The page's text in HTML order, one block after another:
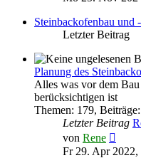
Steinbackofenbau und
Letzter Beitrag
Planung des
Alles was vor dem
berücksichtigen ist
Themen: 179, Beiträge:
Letzter Beitrag
von Rene
Fr 29. Apr 2022,